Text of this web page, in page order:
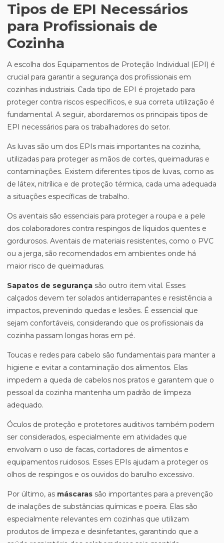
Tipos de EPI Necessários
para Profissionais de
Cozinha
A escolha dos Equipamentos de Proteção Individual (EPI) é
crucial para garantir a segurança dos profissionais em
cozinhas industriais. Cada tipo de EPI é projetado para
proteger contra riscos específicos, e sua correta utilização é
fundamental. A seguir, abordaremos os principais tipos de
EPI necessários para os trabalhadores do setor.
As luvas são um dos EPIs mais importantes na cozinha,
utilizadas para proteger as mãos de cortes, queimaduras e
contaminações. Existem diferentes tipos de luvas, como as
de látex, nitrílica e de proteção térmica, cada uma adequada
a situações específicas de trabalho.
Os aventais são essenciais para proteger a roupa e a pele
dos colaboradores contra respingos de líquidos quentes e
gordurosos. Aventais de materiais resistentes, como o PVC
ou a jerga, são recomendados em ambientes onde há
maior risco de queimaduras.
Sapatos de segurança são outro item vital. Esses
calçados devem ter solados antiderrapantes e resistência a
impactos, prevenindo quedas e lesões. É essencial que
sejam confortáveis, considerando que os profissionais da
cozinha passam longas horas em pé.
Toucas e redes para cabelo são fundamentais para manter a
higiene e evitar a contaminação dos alimentos. Elas
impedem a queda de cabelos nos pratos e garantem que o
pessoal da cozinha mantenha um padrão de limpeza
adequado.
Óculos de proteção e protetores auditivos também podem
ser considerados, especialmente em atividades que
envolvam o uso de facas, cortadores de alimentos e
equipamentos ruidosos. Esses EPIs ajudam a proteger os
olhos de respingos e os ouvidos do barulho excessivo.
Por último, as máscaras são importantes para a prevenção
de inalações de substâncias químicas e poeira. Elas são
especialmente relevantes em cozinhas que utilizam
produtos de limpeza e desinfetantes, garantindo que a